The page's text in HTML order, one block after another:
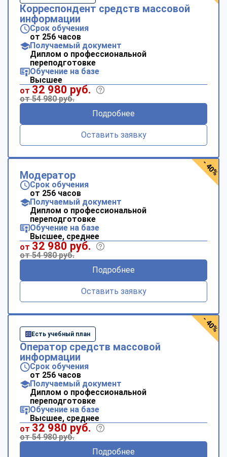
Корреспондент средств массовой
информации
Срок обучения
от 256 часов
Получаемый документ
Диплом о профессиональной
переподготовке
Обучение на базе
Высшее
от 32 980 руб.
от 54 980 руб.
Подробнее
Оставить заявку
Модератор
Срок обучения
от 256 часов
Получаемый документ
Диплом о профессиональной
переподготовке
Обучение на базе
Высшее, среднее
от 32 980 руб.
от 54 980 руб.
Подробнее
Оставить заявку
- 40%
Есть учебный план
Оператор средств массовой
информации
Срок обучения
от 256 часов
Получаемый документ
Диплом о профессиональной
переподготовке
Обучение на базе
Высшее, среднее
от 32 980 руб.
от 54 980 руб.
Подробнее
- 40%